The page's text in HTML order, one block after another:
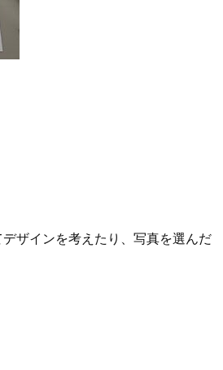
ザインを考えたり、写真を選んだ